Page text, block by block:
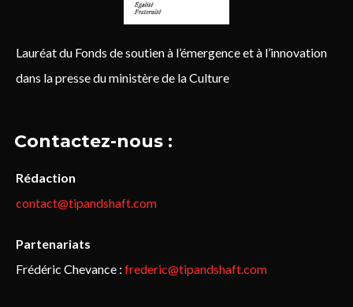
Lauréat du Fonds de soutien à l’émergence et à l’innovation
dans la presse du ministère de la Culture
Contactez-nous :
Rédaction
contact@tipandshaft.com
Partenariats
Frédéric Chevance : frederic@tipandshaft.com